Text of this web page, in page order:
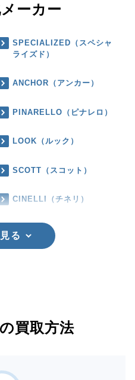
ーカー
SPECIALIZED（スペシャ
ライズド）
ANCHOR（アンカー）
PINARELLO（ピナレロ）
LOOK（ルック）
SCOTT（スコット）
CINELLI（チネリ）
る
買取方法